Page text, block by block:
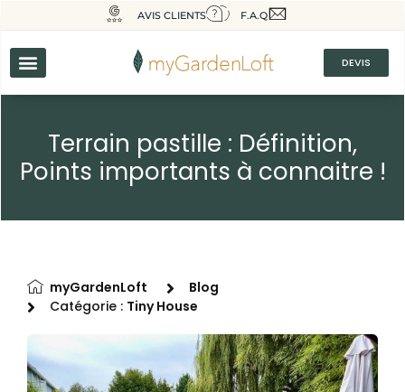
AVIS CLIENTS F.A.Q
DEVIS
Terrain pastille : Définition,
Points importants à connaitre !
myGardenLoft
Blog
Catégorie : Tiny House